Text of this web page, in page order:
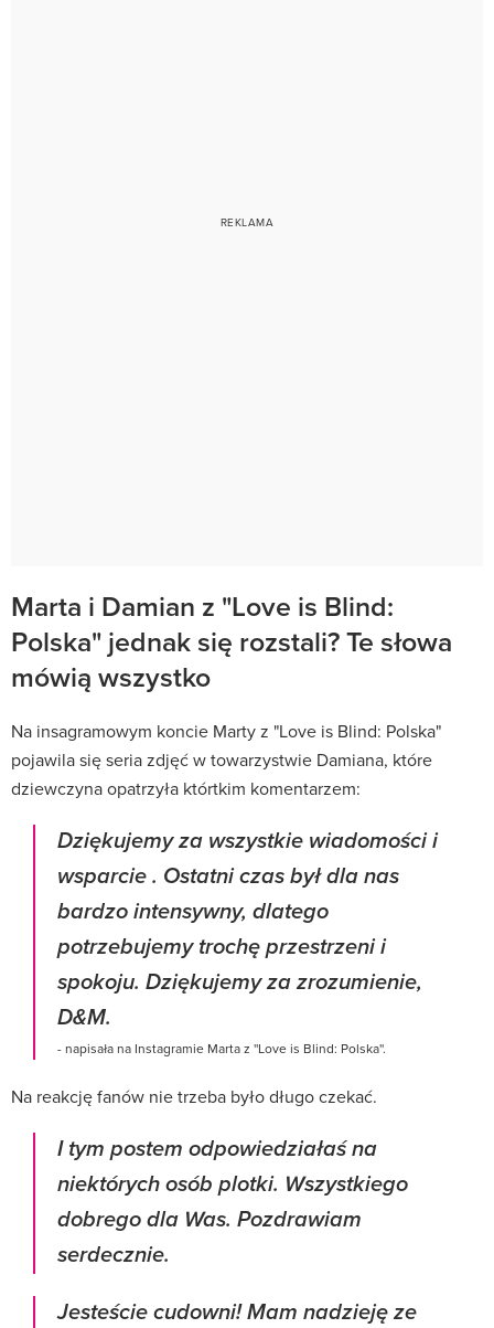
Marta i Damian z "Love is Blind:
Polska" jednak się rozstali? Te słowa
mówią wszystko
Na insagramowym koncie Marty z "Love is Blind: Polska"
pojawila się seria zdjęć w towarzystwie Damiana, które
dziewczyna opatrzyła którtkim komentarzem:
Dziękujemy za wszystkie wiadomości i
wsparcie . Ostatni czas był dla nas
bardzo intensywny, dlatego
potrzebujemy trochę przestrzeni i
spokoju. Dziękujemy za zrozumienie,
D&M.
- napisała na Instagramie Marta z ''Love is Blind: Polska''.
Na reakcję fanów nie trzeba było długo czekać.
I tym postem odpowiedziałaś na
niektórych osób plotki. Wszystkiego
dobrego dla Was. Pozdrawiam
serdecznie.
Jesteście cudowni! Mam nadzieję ze